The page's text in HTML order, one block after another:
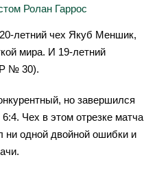
Ролан Гаррос
летний чех Якуб Меншик,
мира. И 19-летний
№ 30).
но завершился
Чех в этом отрезке матча
ни одной двойной ошибки и